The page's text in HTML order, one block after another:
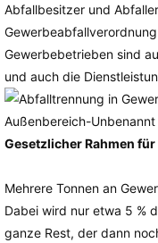
Abfallbesitzer und
Gewerbebetrieben sind
und auch die
Gesetzlicher Rahmen
Mehrere Tonnen an
Dabei wird nur etwa 5 %
ganze Rest, der dann